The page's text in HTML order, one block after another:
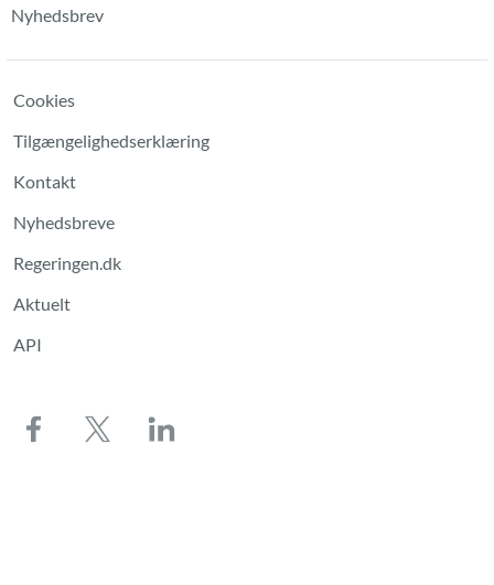
Nyhedsbrev
Cookies
Tilgængelighedserklæring
Kontakt
Nyhedsbreve
Regeringen.dk
Aktuelt
API